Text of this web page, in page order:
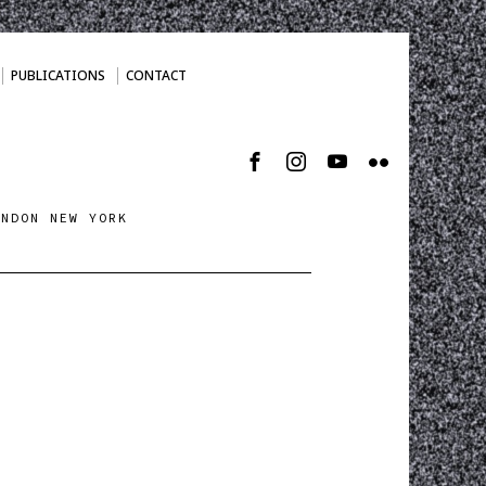
PUBLICATIONS CONTACT
NEW YORK